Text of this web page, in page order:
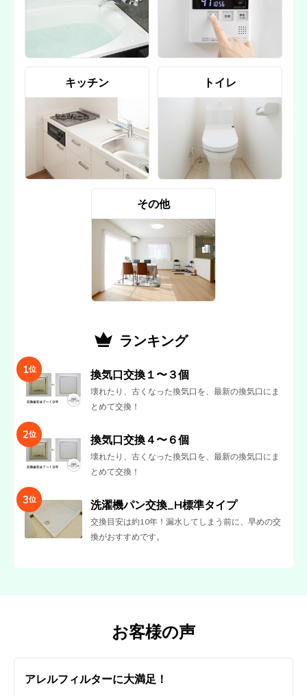
キッチン トイレ
その他
ランキング
1位 換気口交換１〜３個
壊れたり、古くなった換気口を、最新の換気口にま
とめて交換！
2位 換気口交換４〜６個
壊れたり、古くなった換気口を、最新の換気口にま
とめて交換！
3位 洗濯機パン交換_H標準タイプ
交換目安は約10年！漏水してしまう前に、早めの交
換がおすすめです。
お客様の声
アレルフィルターに大満足！